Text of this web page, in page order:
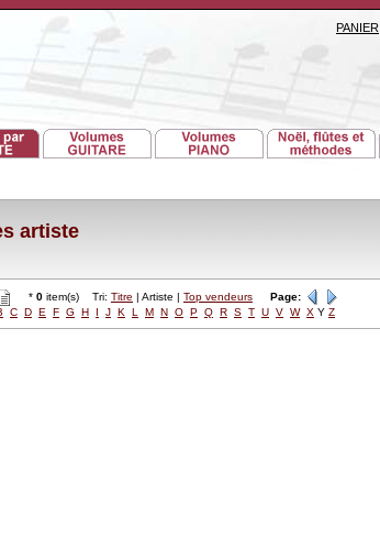
PANIER
artiste
* 0 item(s) Tri: Titre | Artiste | Top vendeurs
Page:
C D E F G H I J K L M N O P Q R S T U V W X Y Z